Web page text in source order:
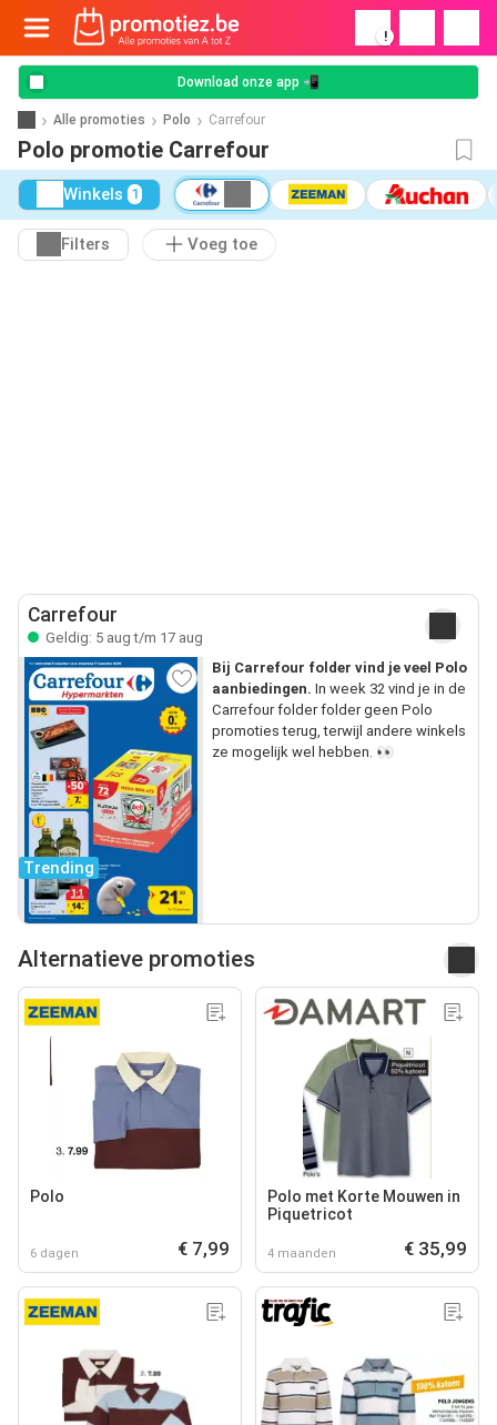
!
Download onze app 📲
Alle promoties Polo Carrefour
Polo promotie Carrefour
Winkels 1
Filters Voeg toe
Carrefour
Geldig: 5 aug t/m 17 aug
Trending
Bij Carrefour folder vind je veel Polo
aanbiedingen. In week 32 vind je in de
Carrefour folder folder geen Polo
promoties terug, terwijl andere winkels
ze mogelijk wel hebben. 👀
Alternatieve promoties
Polo
6 dagen € 7,99
Polo met Korte Mouwen in
Piquetricot
4 maanden € 35,99